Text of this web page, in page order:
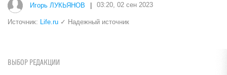
Игорь ЛУКЬЯНОВ 03:20, 02 сен 2023
Источник: Life.ru ✓ Надежный источник
ВЫБОР РЕДАКЦИИ